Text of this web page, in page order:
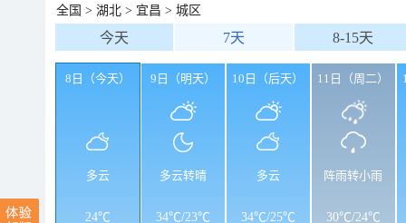
全国 > 湖北 > 宜昌 > 城区
今天 7天 8-15天
8日（今天）
多云
24℃
9日（明天）
多云转晴
34℃/23℃
10日（后天）
多云
34℃/25℃
11日（周二）
阵雨转小雨
30℃/24℃